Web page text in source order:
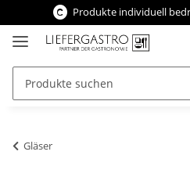
Produkte individuell
Gläser